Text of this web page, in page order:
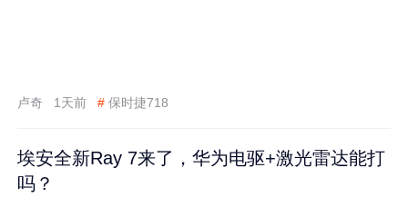
卢奇 1天前 # 保时捷718
埃安全新Ray 7来了，华为电驱+激光雷达能打
吗？